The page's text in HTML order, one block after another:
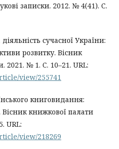
записки. 2012. № 4(41). С.
сучасної України:
розвитку. Вісник
2021. № 1. С. 10–21. URL:
view/255741
книговидання:
Вісник книжкової палати
URL:
view/218269